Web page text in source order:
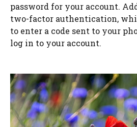
password for your account.
two-factor authentication,
to enter a code sent to your
log in to your account.